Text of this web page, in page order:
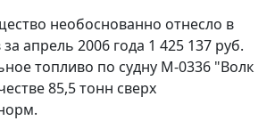
необоснованно отнесло в
апрель 2006 года 1 425 137 руб.
топливо по судну М-0336 "Волк
85,5 тонн сверх